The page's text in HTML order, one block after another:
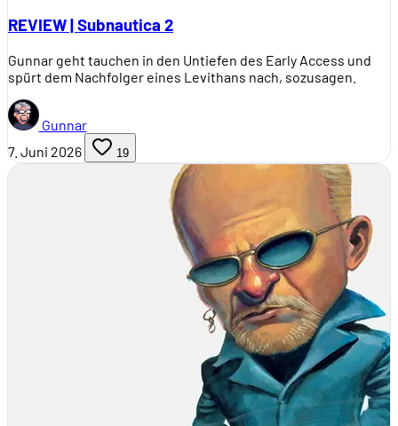
REVIEW | Subnautica 2
Gunnar geht tauchen in den Untiefen des Early Access und
spürt dem Nachfolger eines Levithans nach, sozusagen.
Gunnar
7. Juni 2026
19